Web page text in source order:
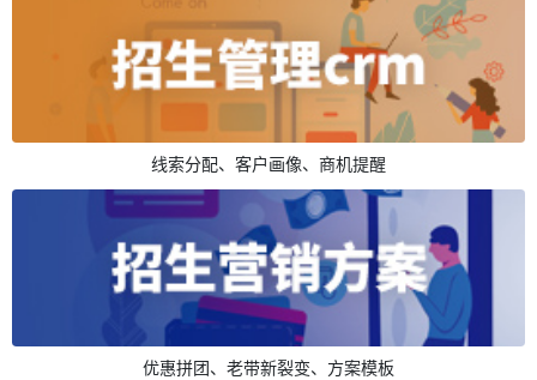
线索分配、客户画像、商机提醒
优惠拼团、老带新裂变、方案模板